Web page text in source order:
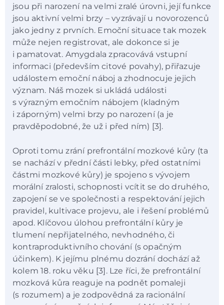
jsou při narození na velmi zralé úrovni, její funkce
jsou aktivní velmi brzy – vyzrávají u novorozenců
jako jedny z prvních. Emoční situace tak mozek
může nejen registrovat, ale dokonce si je
i pamatovat. Amygdala zpracovává vstupní
informaci (především citové povahy), přiřazuje
událostem emoční náboj a zhodnocuje jejich
význam. Náš mozek si ukládá události
s výrazným emočním nábojem (kladným
i záporným) velmi brzy po narození (a je
pravděpodobné, že už i před ním) [3].
Oproti tomu zrání prefrontální mozkové kůry (ta
se nachází v přední části lebky, před ostatními
částmi mozkové kůry) je spojeno s vývojem
morální zralosti, schopnosti vcítit se do druhého,
zapojení se ve společnosti a respektování jejich
pravidel, kultivace projevu, ale i řešení problémů
apod. Klíčovou úlohou prefrontální kůry je
tlumení nepřijatelného, nevhodného, či
kontraproduktivního chování (s opačným
účinkem). K jejímu plnému dozrání dochází až
kolem 18. roku věku [3]. Lze říci, že prefrontální
mozková kůra reaguje na podnět pomaleji
(s rozumem) a je zodpovědná za racionální